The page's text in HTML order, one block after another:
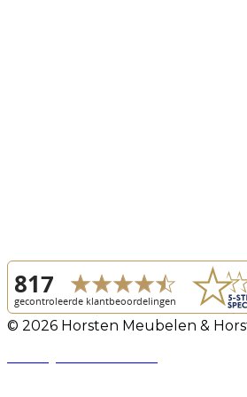
© 2026 Horsten Meubelen &